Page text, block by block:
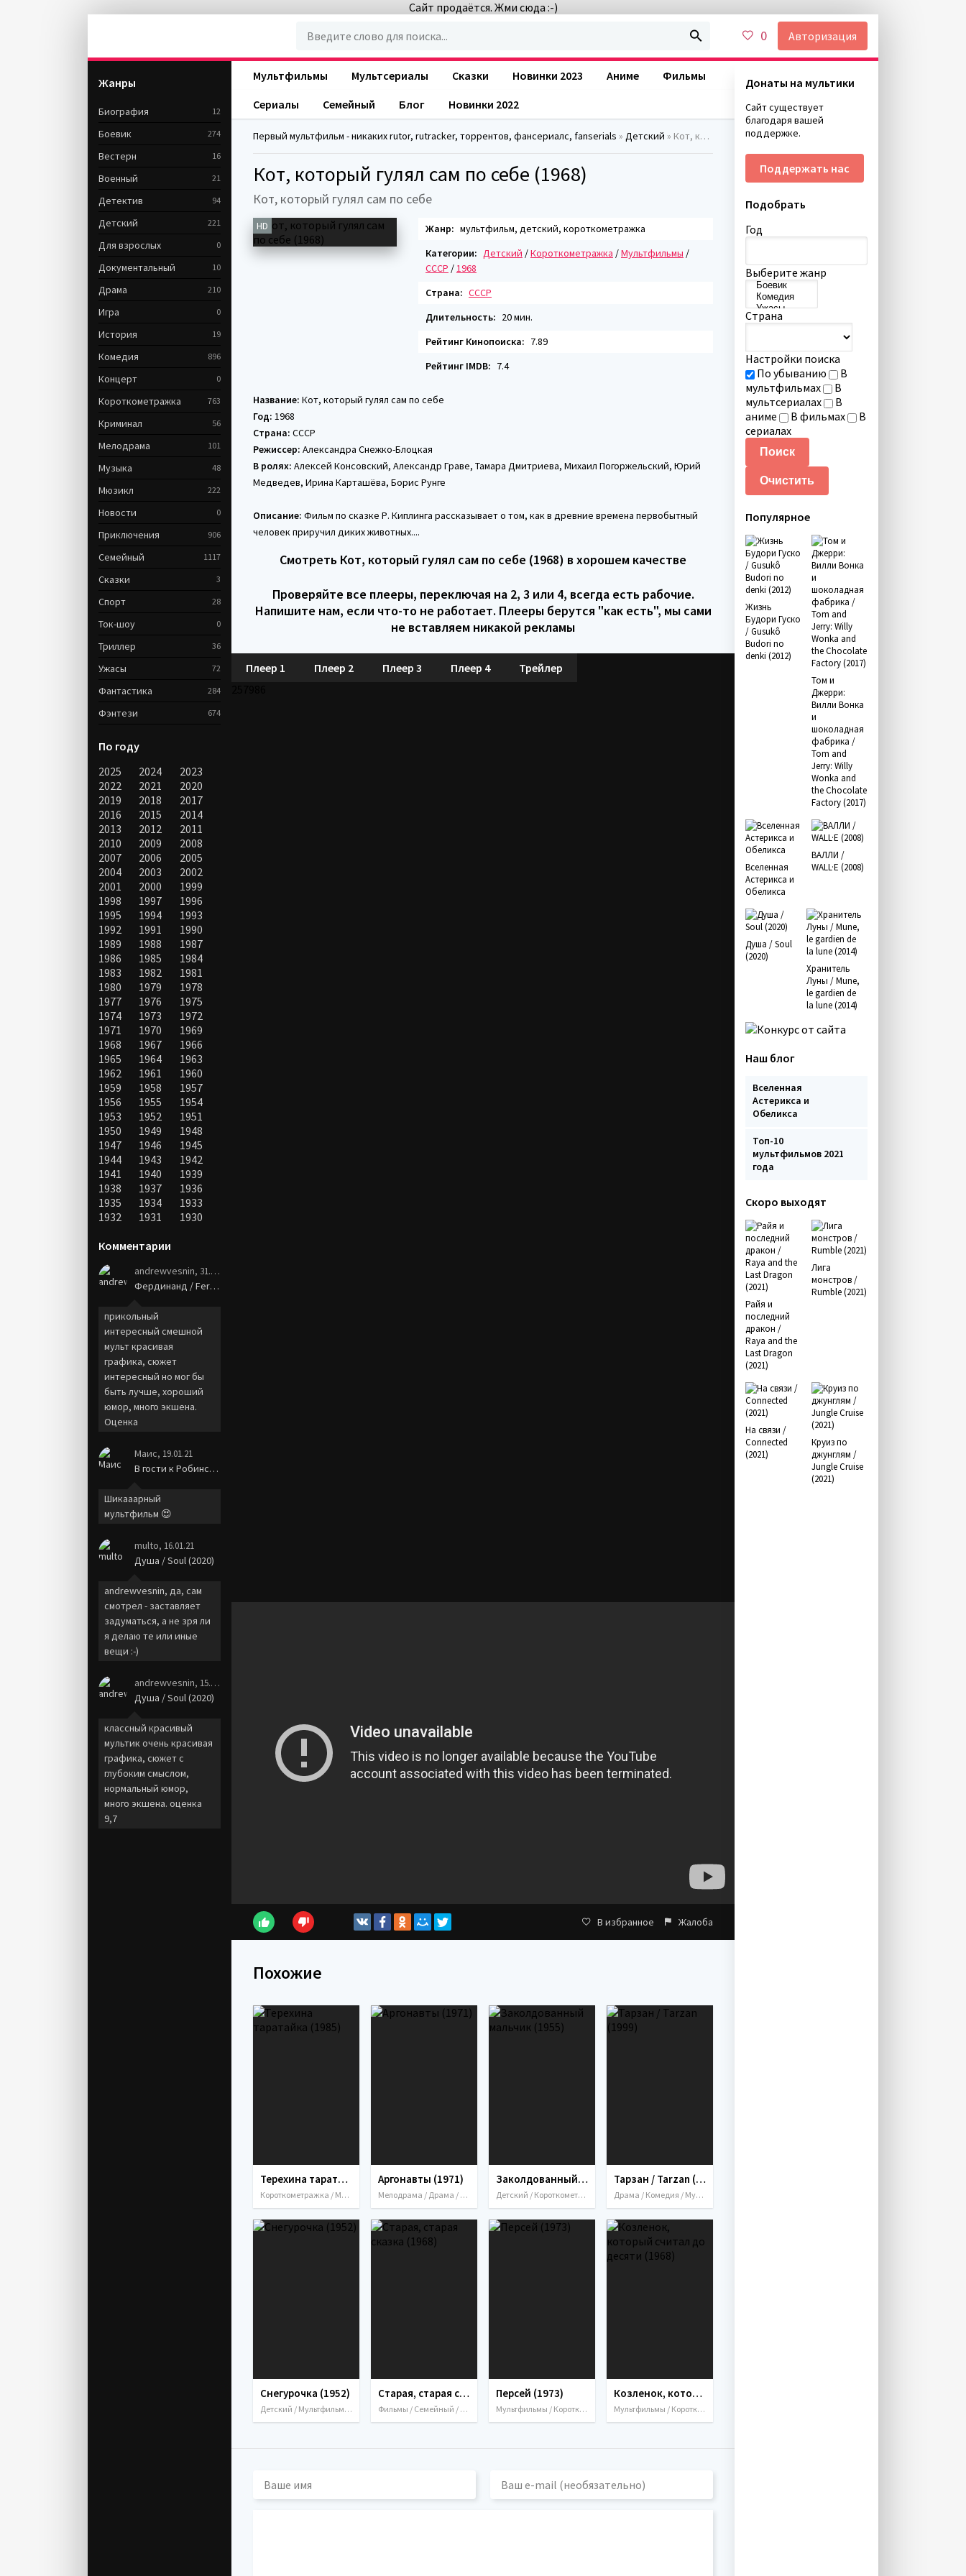
Сайт продаётся. Жми сюда :-)
Первый мультфильм - никаких rutor, rutracker, торрентов, фансериалс, fanserials » Детский » Кот, который гулял сам по себе (1968)
Кот, который гулял сам по себе (1968)
Кот, который гулял сам по себе
HD Жанр: мультфильм, детский, короткометражка
Категории: Детский /Короткометражка /Мультфильмы /
СССР /1968
Страна: СССР
Длительность: 20 мин.
Рейтинг Кинопоиска: 7.89
Рейтинг IMDB: 7.4
Название: Кот, который гулял сам по себе
Год: 1968
Страна: СССР
Режиссер: Александра Снежко-Блоцкая
В ролях: Алексей Консовский, Александр Граве, Тамара Дмитриева, Михаил Погоржельский, Юрий
Медведев, Ирина Карташёва, Борис Рунге
Описание: Фильм по сказке Р. Киплинга рассказывает о том, как в древние времена первобытный
человек приручил диких животных....
Смотреть Кот, который гулял сам по себе (1968) в хорошем качестве
Проверяйте все плееры, переключая на 2, 3 или 4, всегда есть рабочие.
Напишите нам, если что-то не работает. Плееры берутся "как есть", мы сами
не вставляем никакой рекламы
Плеер 1 Плеер 2 Плеер 3 Плеер 4
Трейлер
В избранное Жалоба
Похожие
Терехина таратайка (1985)
Короткометражка / Мультфильмы / Семейный / СССР / 1985
Аргонавты (1971)
Мелодрама / Драма / Короткометражка / Мультфильмы / Приключения / Семейный / Фэнтези / СССР / 1971
Заколдованный мальчик (1955)
Детский / Короткометражка / Мультфильмы / Семейный / СССР / 1955
Тарзан / Tarzan (1999)
Драма / Комедия / Музыка / Мультфильмы / Приключения / Семейный / США / 1999
Снегурочка (1952)
Детский / Мультфильмы / Мюзикл / СССР / 1952
Старая, старая сказка (1968)
Фильмы / Семейный / Фэнтези / 1968 / СССР
Персей (1973)
Мультфильмы / Короткометражка / Приключения / Семейный / Фэнтези / 1973 / СССР
Козленок, который считал до десяти (1968)
Мультфильмы / Короткометражка / 1968 / СССР
Мультфильмы Мультсериалы Сказки Новинки 2023 Аниме
Фильмы
Сериалы
Семейный Блог Новинки 2022
Жанры
Биография 12
Боевик 274
Вестерн 16
Военный 21
Детектив 94
Детский 221
Для взрослых 0
Документальный 10
Драма 210
Игра 0
История 19
Комедия 896
Концерт 0
Короткометражка 763
Криминал 56
Мелодрама 101
Музыка 48
Мюзикл 222
Новости 0
Приключения 906
Семейный 1117
Сказки 3
Спорт 28
Ток-шоу 0
Триллер 36
Ужасы 72
Фантастика 284
Фэнтези 674
По году
2025
2024
2023
2022
2021
2020
2019
2018
2017
2016
2015
2014
2013
2012
2011
2010
2009
2008
2007
2006
2005
2004
2003
2002
2001
2000
1999
1998
1997
1996
1995
1994
1993
1992
1991
1990
1989
1988
1987
1986
1985
1984
1983
1982
1981
1980
1979
1978
1977
1976
1975
1974
1973
1972
1971
1970
1969
1968
1967
1966
1965
1964
1963
1962
1961
1960
1959
1958
1957
1956
1955
1954
1953
1952
1951
1950
1949
1948
1947
1946
1945
1944
1943
1942
1941
1940
1939
1938
1937
1936
1935
1934
1933
1932
1931
1930
Комментарии
andrewvesnin, 31.01.21
Фердинанд / Ferdinand (2017)
прикольный
интересный смешной
мульт красивая
графика, сюжет
интересный но мог бы
быть лучше, хороший
юмор, много экшена.
Оценка
Маис, 19.01.21
В гости к Робинсонам / Meet the Robinsons (2007)
Шикааарный
мультфильм 😍
multo, 16.01.21
Душа / Soul (2020)
andrewvesnin, да, сам
смотрел - заставляет
задуматься, а не зря ли
я делаю те или иные
вещи :-)
andrewvesnin, 15.01.21
Душа / Soul (2020)
классный красивый
мультик очень красивая
графика, сюжет с
глубоким смыслом,
нормальный юмор,
много экшена. оценка
9,7
Донаты на мультики
Сайт существует
благодаря вашей
поддержке.
Поддержать нас
Подобрать
Год
Выберите жанр
Страна
Настройки поиска
По убыванию
В
мультфильмах
В
мультсериалах
В
аниме
В фильмах
В
сериалах
Популярное
Жизнь
Будори Гуско
/ Gusukô
Budori no
denki (2012)
Том и
Джерри:
Вилли Вонка
и
шоколадная
фабрика /
Tom and
Jerry: Willy
Wonka and
the Chocolate
Factory (2017)
Вселенная
Астерикса и
Обеликса
ВАЛЛИ /
WALL·E (2008)
Душа / Soul
(2020)
Хранитель
Луны / Mune,
le gardien de
la lune (2014)
Наш блог
Вселенная
Астерикса и
Обеликса
Топ-10
мультфильмов 2021
года
Скоро выходят
Райя и
последний
дракон /
Raya and the
Last Dragon
(2021)
Лига
монстров /
Rumble (2021)
На связи /
Connected
(2021)
Круиз по
джунглям /
Jungle Cruise
(2021)
0 Авторизация